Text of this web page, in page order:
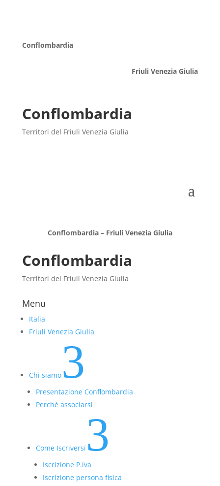
Conflombardia
Friuli Venezia Giulia
Conflombardia
Territori del Friuli Venezia Giulia
Conflombardia – Friuli Venezia Giulia
Conflombardia
Territori del Friuli Venezia Giulia
Menu
Italia
Friuli Venezia Giulia
Chi siamo3
Presentazione Conflombardia
Perchè associarsi
Come Iscriversi 3
Iscrizione P.iva
Iscrizione persona fisica